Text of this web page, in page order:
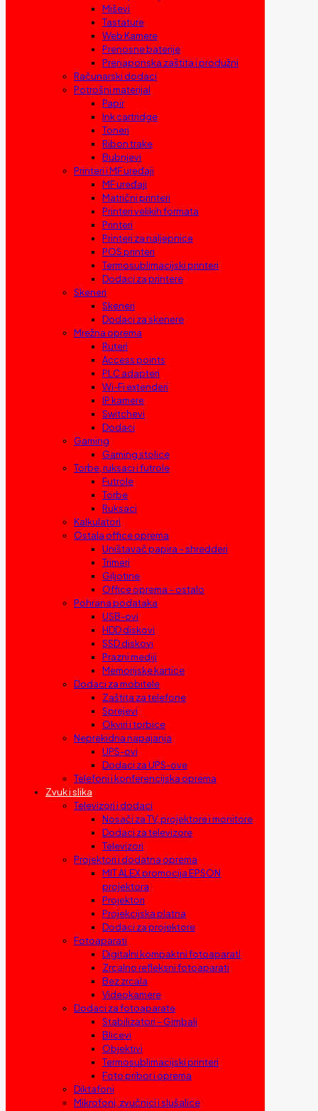
Miševi
Tastature
Web Kamere
Prenosne baterije
Prenaponska zaštita i produžni
Računarski dodaci
Potrošni materijal
Papir
Ink cartridge
Toneri
Ribon trake
Bubnjevi
Printeri i MF uređaji
MF uređaji
Matrični printeri
Printeri velikih formata
Printeri
Printeri za naljepnice
POS printeri
Termosublimacijski printeri
Dodaci za printere
Skeneri
Skeneri
Dodaci za skenere
Mrežna oprema
Ruteri
Access points
PLC adapteri
Wi-Fi extenderi
IP kamere
Switchevi
Dodaci
Gaming
Gaming stolice
Torbe, ruksaci i futrole
Futrole
Torbe
Ruksaci
Kalkulatori
Ostala office oprema
Uništavač papira – shredderi
Trimeri
Giljotine
Office oprema – ostalo
Pohrana podataka
USB-ovi
HDD diskovi
SSD diskovi
Prazni mediji
Memorijske kartice
Dodaci za mobitele
Zaštita za telefone
Sprejevi
Okviri i torbice
Neprekidna napajanja
UPS-ovi
Dodaci za UPS-ove
Telefoni i konferencijska oprema
Zvuk i slika
Televizori i dodaci
Nosači za TV, projektore i monitore
Dodaci za televizore
Televizori
Projektori i dodatna oprema
MIT ALEX promocija EPSON
projektora
Projektori
Projekcijska platna
Dodaci za projektore
Fotoaparati
Digitalni kompaktni fotoaparati
Zrcalno refleksni fotoaparati
Bez zrcala
Videokamere
Dodaci za fotoaparate
Stabilizatori – Gimbali
Blicevi
Objektivi
Termosublimacijski printeri
Foto pribor i oprema
Diktafoni
Mikrofoni, zvučnici i slušalice